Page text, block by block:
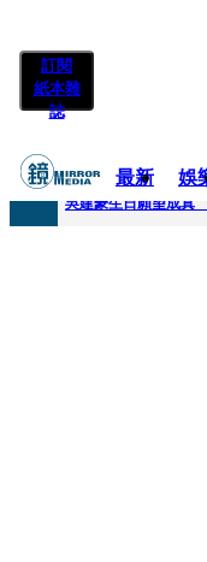
訂閱
紙本雜
誌
最新 娛
快訊